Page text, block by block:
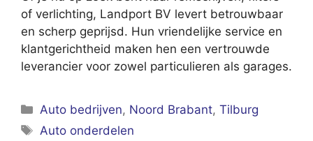
of verlichting, Landport BV levert betrouwbaar
en scherp geprijsd. Hun vriendelijke service en
klantgerichtheid maken hen een vertrouwde
leverancier voor zowel particulieren als garages.
Categorieën
Auto bedrijven, Noord Brabant,Tilburg
Tags
Auto onderdelen